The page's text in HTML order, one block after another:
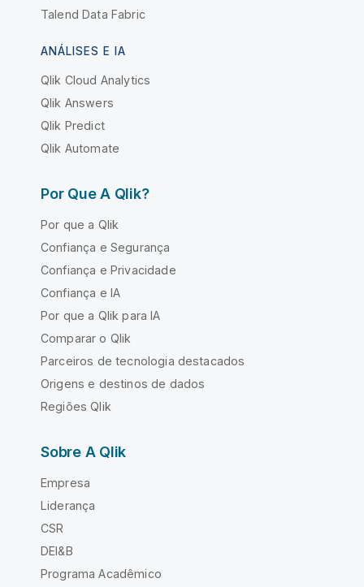
Talend Data Fabric
ANÁLISES E IA
Qlik Cloud Analytics
Qlik Answers
Qlik Predict
Qlik Automate
Por Que A Qlik?
Por que a Qlik
Confiança e Segurança
Confiança e Privacidade
Confiança e IA
Por que a Qlik para IA
Comparar o Qlik
Parceiros de tecnologia destacados
Origens e destinos de dados
Regiões Qlik
Sobre A Qlik
Empresa
Liderança
CSR
DEI&B
Programa Acadêmico